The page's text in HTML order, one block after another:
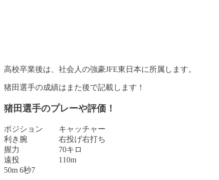
高校卒業後は、社会人の強豪JFE東日本に所属します。
猪田選手の成績はまた後で記載します！
猪田選手のプレーや評価！
ポジション キャッチャー
利き腕 右投げ右打ち
握力 70キロ
遠投 110m
50m 6秒7